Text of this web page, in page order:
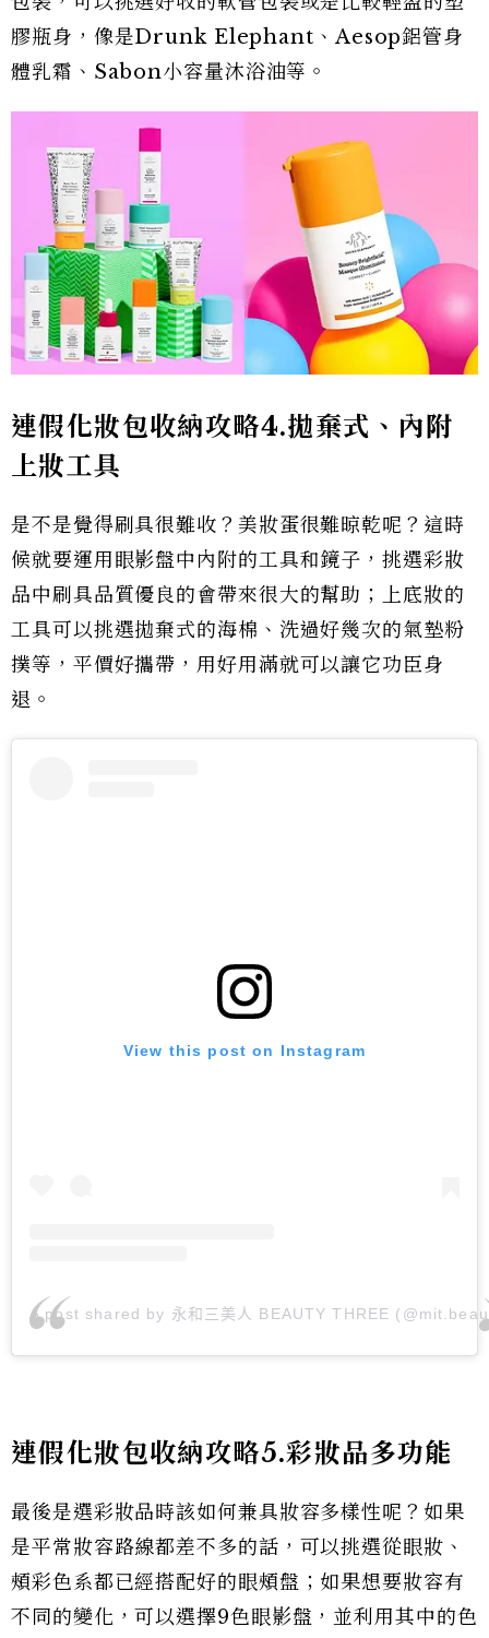
膠瓶身，像是Drunk Elephant、Aesop鋁管身
體乳霜、Sabon小容量沐浴油等。
連假化妝包收納攻略4.拋棄式、內附
上妝工具
是不是覺得刷具很難收？美妝蛋很難晾乾呢？這時
候就要運用眼影盤中內附的工具和鏡子，挑選彩妝
品中刷具品質優良的會帶來很大的幫助；上底妝的
工具可以挑選拋棄式的海棉、洗過好幾次的氣墊粉
撲等，平價好攜帶，用好用滿就可以讓它功臣身
退。
View this post on Instagram
A post shared by 永和三美人 BEAUTY THREE
連假化妝包收納攻略5.彩妝品多功能
最後是選彩妝品時該如何兼具妝容多樣性呢？如果
是平常妝容路線都差不多的話，可以挑選從眼妝、
頰彩色系都已經搭配好的眼頰盤；如果想要妝容有
不同的變化，可以選擇9色眼影盤，並利用其中的色